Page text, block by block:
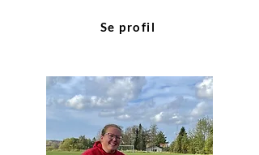
Se profil